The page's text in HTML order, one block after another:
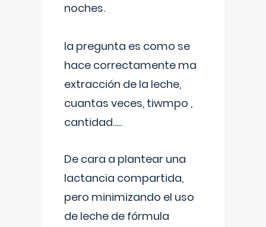
noches.
la pregunta es como se
hace correctamente ma
extracción de la leche,
cuantas veces, tiwmpo ,
cantidad.....
De cara a plantear una
lactancia compartida,
pero minimizando el uso
de leche de fórmula